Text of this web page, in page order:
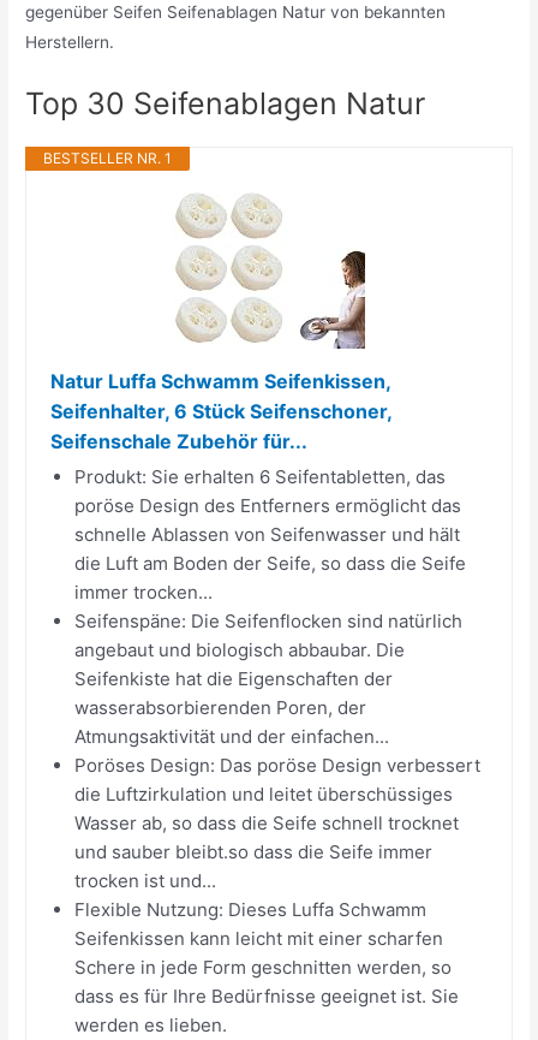
gegenüber Seifen Seifenablagen Natur von bekannten
Herstellern.
Top 30 Seifenablagen Natur
BESTSELLER NR. 1
Natur Luffa Schwamm Seifenkissen,
Seifenhalter, 6 Stück Seifenschoner,
Seifenschale Zubehör für...
Produkt: Sie erhalten 6 Seifentabletten, das
poröse Design des Entferners ermöglicht das
schnelle Ablassen von Seifenwasser und hält
die Luft am Boden der Seife, so dass die Seife
immer trocken...
Seifenspäne: Die Seifenflocken sind natürlich
angebaut und biologisch abbaubar. Die
Seifenkiste hat die Eigenschaften der
wasserabsorbierenden Poren, der
Atmungsaktivität und der einfachen...
Poröses Design: Das poröse Design verbessert
die Luftzirkulation und leitet überschüssiges
Wasser ab, so dass die Seife schnell trocknet
und sauber bleibt.so dass die Seife immer
trocken ist und...
Flexible Nutzung: Dieses Luffa Schwamm
Seifenkissen kann leicht mit einer scharfen
Schere in jede Form geschnitten werden, so
dass es für Ihre Bedürfnisse geeignet ist. Sie
werden es lieben.